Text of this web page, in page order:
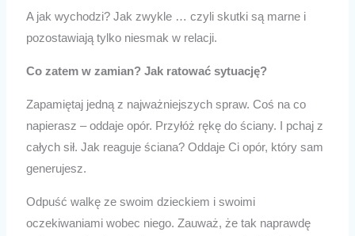
A jak wychodzi? Jak zwykle … czyli skutki są marne i
pozostawiają tylko niesmak w relacji.
Co zatem w zamian? Jak ratować sytuację?
Zapamiętaj jedną z najważniejszych spraw. Coś na co
napierasz – oddaje opór. Przyłóż rękę do ściany. I pchaj z
całych sił. Jak reaguje ściana? Oddaje Ci opór, który sam
generujesz.
Odpuść walkę ze swoim dzieckiem i swoimi
oczekiwaniami wobec niego. Zauważ, że tak naprawdę